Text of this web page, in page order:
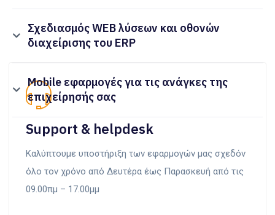
Σχεδιασμός WEB λύσεων και οθονών
διαχείρισης του ERP
Mobile εφαρμογές για τις ανάγκες της
επιχείρησής σας
Support & helpdesk
Καλύπτουμε υποστήριξη των εφαρμογών μας σχεδόν
όλο τον χρόνο από Δευτέρα έως Παρασκευή από τις
09.00πμ – 17.00μμ